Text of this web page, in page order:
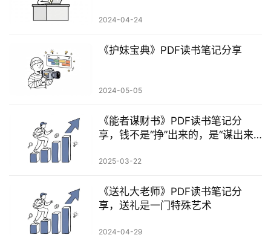
2024-04-24
​《护妹宝典》PDF读书笔记分享
2024-05-05
《能者谋财书》PDF读书笔记分
享，钱不是“挣”出来的，是“谋出来
2025-03-22
《送礼大老师》PDF读书笔记分
享，送礼是一门特殊艺术
2024-04-29